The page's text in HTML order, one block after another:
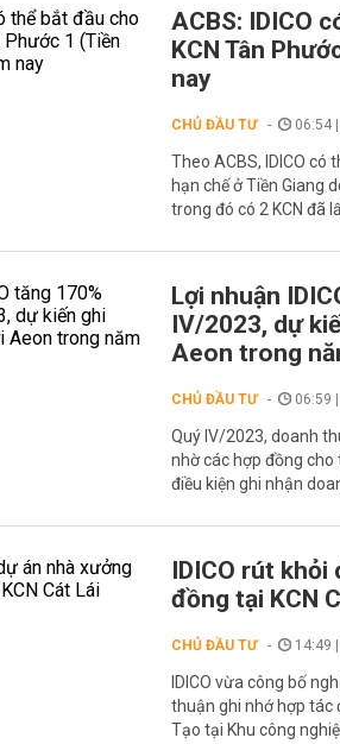
ACBS: IDICO
KCN Tân
nay
CHỦ ĐẦU TƯ 06:54
Theo ACBS, IDICO
hạn chế ở Tiền Giang
trong đó có 2 KCN đã
Lợi nhuận
IV/2023, dự
Aeon trong
CHỦ ĐẦU TƯ 06:59
Quý IV/2023, doanh
nhờ các hợp đồng
điều kiện ghi nhận
IDICO rút khỏi
đồng tại KCN
CHỦ ĐẦU TƯ 14:49
IDICO vừa công bố
thuận ghi nhớ hợp tác
Tạo tại Khu công